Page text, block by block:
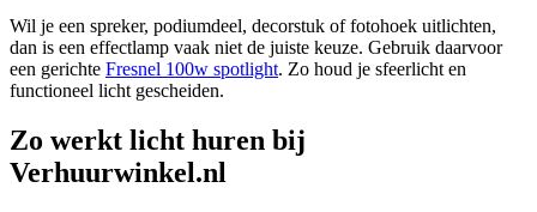
Wil je een spreker, podiumdeel, decorstuk of fotohoek uitlichten,
dan is een effectlamp vaak niet de juiste keuze. Gebruik daarvoor
een gerichte Fresnel 100w spotlight. Zo houd je sfeerlicht en
functioneel licht gescheiden.
Zo werkt licht huren bij
Verhuurwinkel.nl